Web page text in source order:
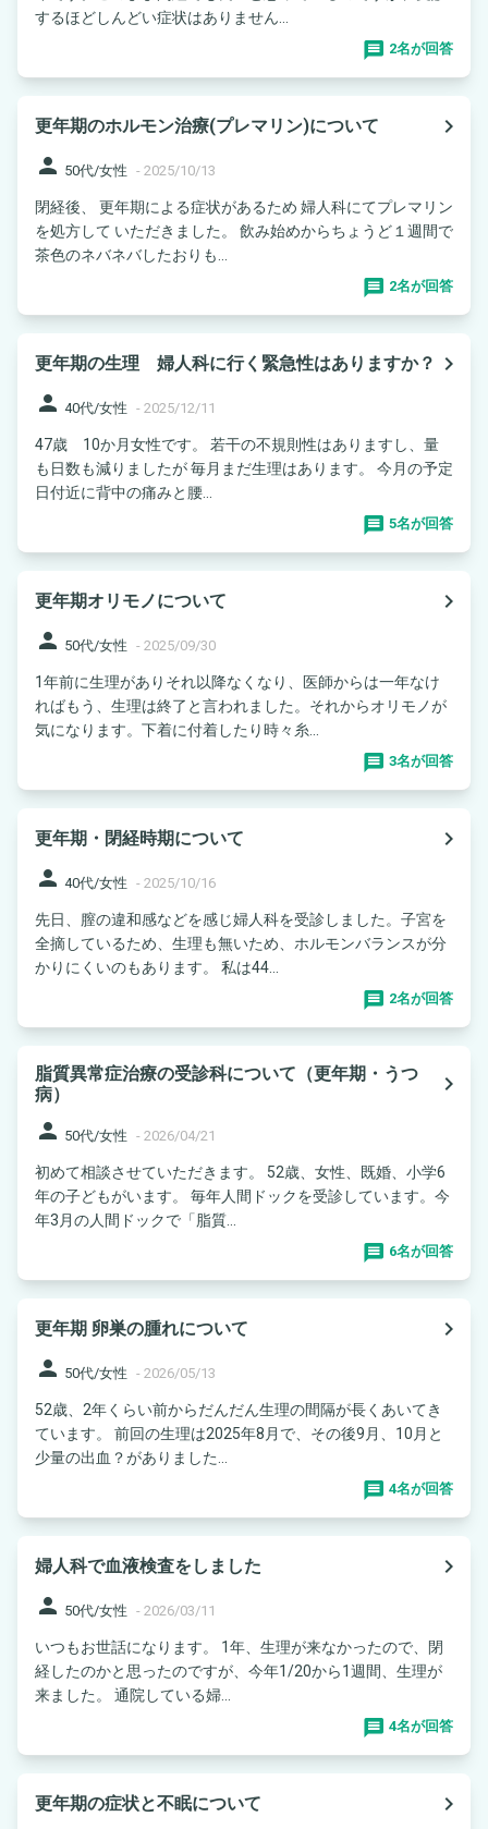
するほどしんどい症状はありません...
2名が回答
更年期のホルモン治療(プレマリン)について
navigate_next
person 50代/女性 - 2025/10/13
閉経後、 更年期による症状があるため 婦人科にてプレマリン
を処方して いただきました。 飲み始めからちょうど１週間で
茶色のネバネバしたおりも...
2名が回答
更年期の生理 婦人科に行く緊急性はありますか？ navigate_next
person 40代/女性 - 2025/12/11
47歳 10か月女性です。 若干の不規則性はありますし、量
も日数も減りましたが 毎月まだ生理はあります。 今月の予定
日付近に背中の痛みと腰...
5名が回答
更年期オリモノについて
navigate_next
person 50代/女性 - 2025/09/30
1年前に生理がありそれ以降なくなり、医師からは一年なけ
ればもう、生理は終了と言われました。それからオリモノが
気になります。下着に付着したり時々糸...
3名が回答
更年期・閉経時期について
navigate_next
person 40代/女性 - 2025/10/16
先日、膣の違和感などを感じ婦人科を受診しました。子宮を
全摘しているため、生理も無いため、ホルモンバランスが分
かりにくいのもあります。 私は44...
2名が回答
脂質異常症治療の受診科について（更年期・うつ
病）
navigate_next
person 50代/女性 - 2026/04/21
初めて相談させていただきます。 52歳、女性、既婚、小学6
年の子どもがいます。 毎年人間ドックを受診しています。今
年3月の人間ドックで「脂質...
6名が回答
更年期 卵巣の腫れについて
navigate_next
person 50代/女性 - 2026/05/13
52歳、2年くらい前からだんだん生理の間隔が長くあいてき
ています。 前回の生理は2025年8月で、その後9月、10月と
少量の出血？がありました...
4名が回答
婦人科で血液検査をしました
navigate_next
person 50代/女性 - 2026/03/11
いつもお世話になります。 1年、生理が来なかったので、閉
経したのかと思ったのですが、今年1/20から1週間、生理が
来ました。 通院している婦...
4名が回答
更年期の症状と不眠について
navigate_next